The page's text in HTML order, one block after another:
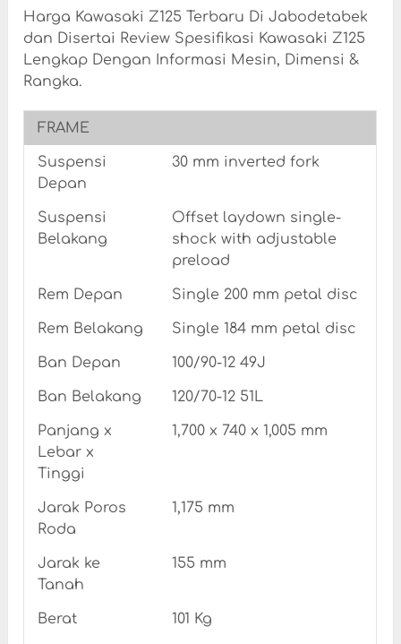
Harga Kawasaki Z125 Terbaru Di Jabodetabek
dan Disertai Review Spesifikasi Kawasaki Z125
Lengkap Dengan Informasi Mesin, Dimensi &
Rangka.
FRAME
Suspensi
Depan
30 mm inverted fork
Suspensi
Belakang
Offset laydown single-
shock with adjustable
preload
Rem Depan Single 200 mm petal disc
Rem Belakang Single 184 mm petal disc
Ban Depan 100/90-12 49J
Ban Belakang 120/70-12 51L
Panjang x
Lebar x
Tinggi
1,700 x 740 x 1,005 mm
Jarak Poros
Roda
1,175 mm
Jarak ke
Tanah
155 mm
Berat 101 Kg